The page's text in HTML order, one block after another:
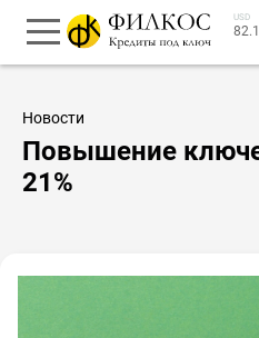
USD
Новости
Повышение
21%